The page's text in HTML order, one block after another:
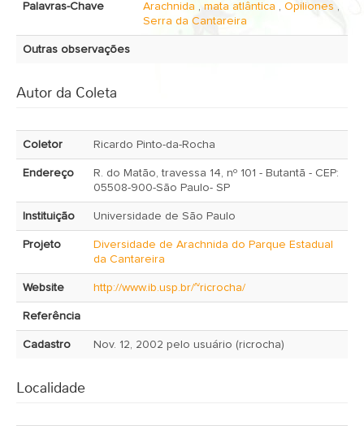
Palavras-Chave Arachnida , mata atlântica , Opiliones ,
Serra da Cantareira
Outras observações
Autor da Coleta
Coletor Ricardo Pinto-da-Rocha
Endereço
R. do Matão, travessa 14, nº 101 - Butantã - CEP:
05508-900-São Paulo- SP
Instituição Universidade de São Paulo
Projeto
Diversidade de Arachnida do Parque Estadual
da Cantareira
Website http://www.ib.usp.br/~ricrocha/
Referência
Cadastro Nov. 12, 2002 pelo usuário (ricrocha)
Localidade